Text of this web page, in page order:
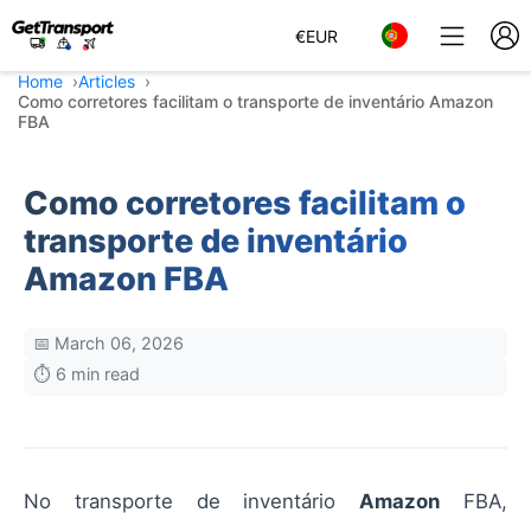
€EUR
Home
Articles
Como corretores facilitam o transporte de inventário Amazon
FBA
Como corretores facilitam o
transporte de inventário
Amazon FBA
📅 March 06, 2026
⏱️ 6 min read
No transporte de inventárioAmazon FBA,